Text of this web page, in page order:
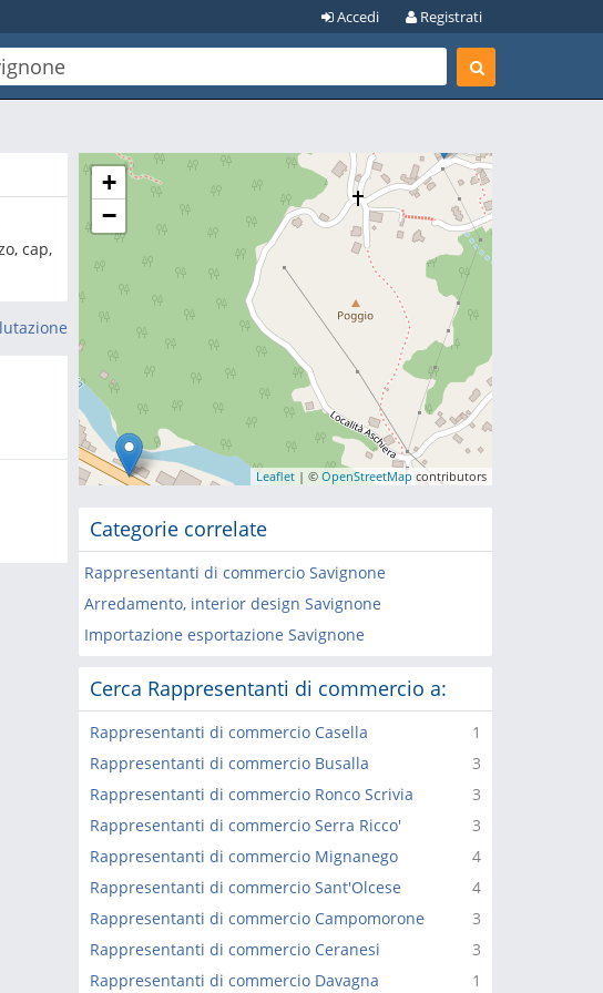
Registrati
Accedi
cap,
+
−
Leaflet | ©OpenStreetMap contributors
Categorie correlate
Rappresentanti di commercio Savignone
Arredamento, interior design Savignone
Importazione esportazione Savignone
Cerca Rappresentanti di commercio a:
1
Rappresentanti di commercio Casella
3
Rappresentanti di commercio Busalla
3
Rappresentanti di commercio Ronco Scrivia
3
Rappresentanti di commercio Serra Ricco'
4
Rappresentanti di commercio Mignanego
4
Rappresentanti di commercio Sant'Olcese
3
Rappresentanti di commercio Campomorone
3
Rappresentanti di commercio Ceranesi
1
Rappresentanti di commercio Davagna